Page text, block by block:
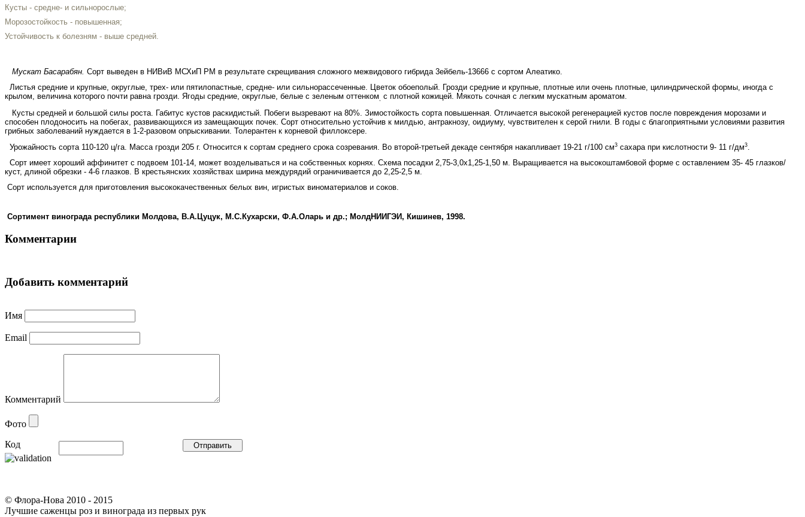
Кусты - средне- и сильнорослые;
Морозостойкость - повышенная;
Устойчивость к болезням - выше средней.
Мускат Басарабян. Сорт выведен в НИВиВ МСХиП РМ в результате скрещивания слож­ного межвидового гибрида 3ейбель-13666 с сортом Алеатико.
Листья средние и крупные, округлые, трех- или пятилопастные, средне- или сильнорассеченные. Цветок обоеполый. Грозди средние и крупные, плотные или очень плотные, цилиндрической формы, иногда с
крылом, величина которого почти равна грозди. Ягоды средние, округлые, белые с зеленым оттенком, с плотной кожицей. Мякоть сочная с легким мускатным ароматом.
Кусты средней и большой силы роста. Габитус кустов раскидис­тый. Побеги вызревают на 80%. Зимостойкость сорта повышенная. Отличается высокой регенерацией кустов после повреждения моро­зами и
способен плодоносить на побегах, развивающихся из заме­щающих почек. Сорт относительно устойчив к милдью, антракнозу, оидиуму, чувствителен к серой гнили. В годы с благоприятными условиями развития
грибных заболеваний нуждается в 1-2-разовом опрыскивании. Толерантен к корневой филлоксере.
Урожайность сорта 110-120 ц/га. Масса грозди 205 г. Относит­ся к сортам среднего срока созревания. Во второй-третьей декаде сентября накапливает 19-21 г/100 см3 сахара при кислотности 9- 11 г/дм3.
Сорт имеет хороший аффинитет с подвоем 101-14, может возделы­ваться и на собственных корнях. Схема посадки 2,75-3,0x1,25-1,50 м. Выращивается на высокоштамбовой форме с оставлением 35- 45 глазков/
куст, длиной обрезки - 4-6 глазков. В крестьянских хозяйствах ширина междурядий ограничивается до 2,25-2,5 м.
Сорт используется для приготовления высококачественных белых вин, игристых виноматериалов и соков.
Сортимент винограда республики Молдова, В.А.Цуцук, М.С.Кухарски, Ф.А.Оларь и др.; МолдНИИГЭИ, Кишинев, 1998.
Комментарии
Добавить комментарий
Имя
Email
Комментарий
Фото
Код
© Флора-Нова 2010 - 2015
Лучшие саженцы роз и винограда из первых рук